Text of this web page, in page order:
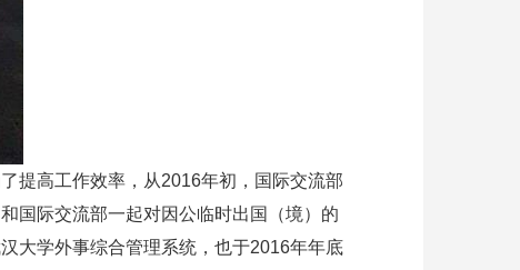
高工作效率，从2016年初，国际交流部
国际交流部一起对因公临时出国（境）的
大学外事综合管理系统，也于2016年年底